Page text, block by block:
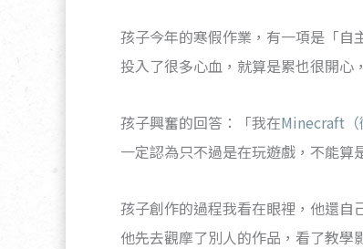
孩子今年的寒假作業，有一項是「
投入了很多心血，就算是累也很開
孩子興奮的回答：「我在Minecraft（
一定認為只不過是在玩遊戲，不能算
孩子創作的過程我看在眼裡，他還自
他先去觀摩了別人的作品，看了教